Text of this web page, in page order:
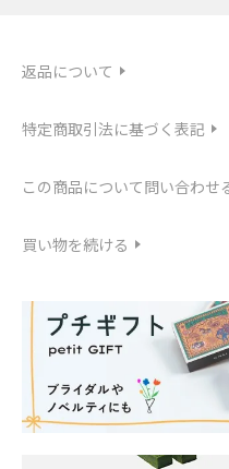
返品について
特定商取引法に基づく表記
この商品について問い合わせ
買い物を続ける